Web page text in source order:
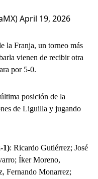
April 19, 2026
la Franja, un torneo más
vienen de recibir otra
por 5-0.
posición de la
de Liguilla y jugando
1): Ricardo Gutiérrez; José
Íker Moreno,
Fernando Monarrez;